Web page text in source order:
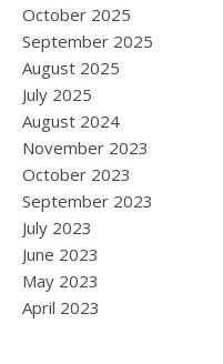
October 2025
September 2025
August 2025
July 2025
August 2024
November 2023
October 2023
September 2023
July 2023
June 2023
May 2023
April 2023